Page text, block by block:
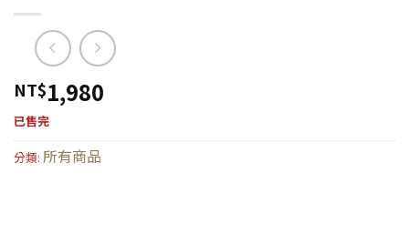
NT$1,980
已售完
分類: 所有商品